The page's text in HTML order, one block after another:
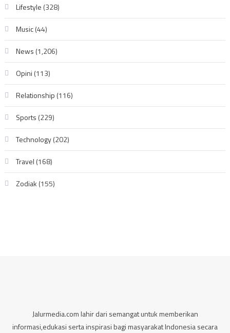
Lifestyle (328)
Music(44)
News (1,206)
Opini (113)
Relationship (116)
Sports (229)
Technology(202)
Travel (168)
Zodiak (155)
Jalurmedia.com lahir dari semangat untuk memberikan
informasi,edukasi serta inspirasi bagi masyarakat Indonesia secara